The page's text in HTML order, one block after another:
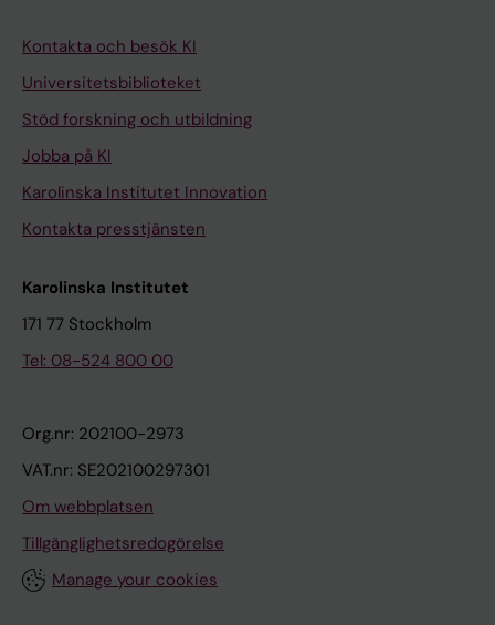
Kontakta och besök KI
Universitetsbiblioteket
Stöd forskning och utbildning
Jobba på KI
Karolinska Institutet Innovation
Kontakta presstjänsten
Karolinska Institutet
171 77 Stockholm
Tel: 08-524 800 00
Org.nr: 202100-2973
VAT.nr: SE202100297301
Om webbplatsen
Tillgänglighetsredogörelse
Manage your cookies